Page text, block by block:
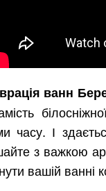
ванн
часу. І
з важкою
вашій ванні